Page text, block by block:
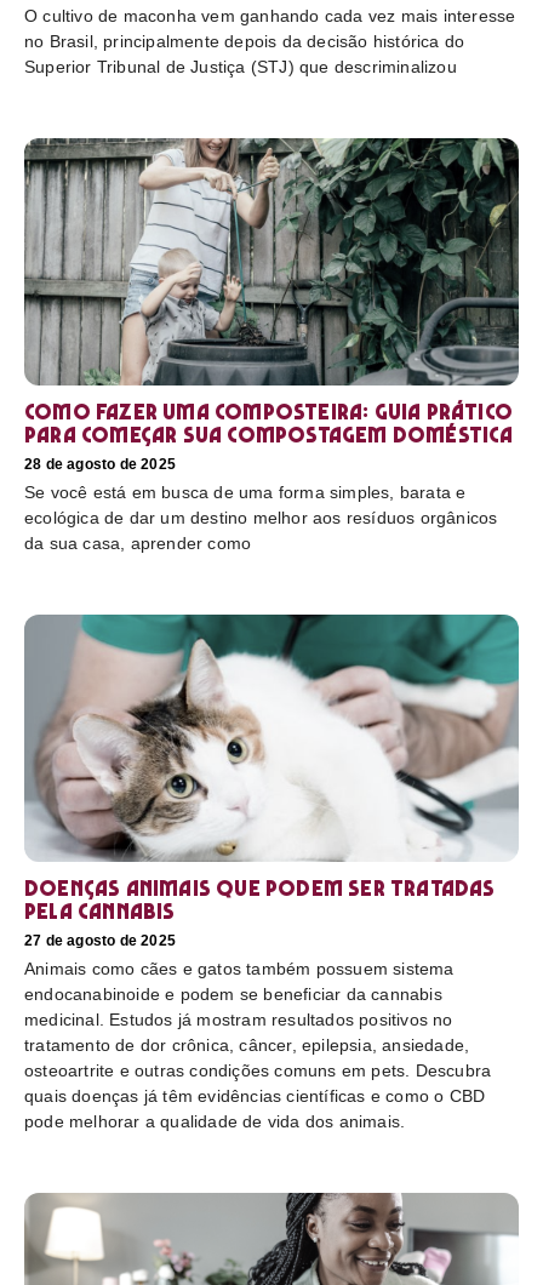
O cultivo de maconha vem ganhando cada vez mais interesse
no Brasil, principalmente depois da decisão histórica do
Superior Tribunal de Justiça (STJ) que descriminalizou
Como fazer uma composteira: Guia prático
para começar sua compostagem doméstica
28 de agosto de 2025
Se você está em busca de uma forma simples, barata e
ecológica de dar um destino melhor aos resíduos orgânicos
da sua casa, aprender como
Doenças animais que podem ser tratadas
pela cannabis
27 de agosto de 2025
Animais como cães e gatos também possuem sistema
endocanabinoide e podem se beneficiar da cannabis
medicinal. Estudos já mostram resultados positivos no
tratamento de dor crônica, câncer, epilepsia, ansiedade,
osteoartrite e outras condições comuns em pets. Descubra
quais doenças já têm evidências científicas e como o CBD
pode melhorar a qualidade de vida dos animais.